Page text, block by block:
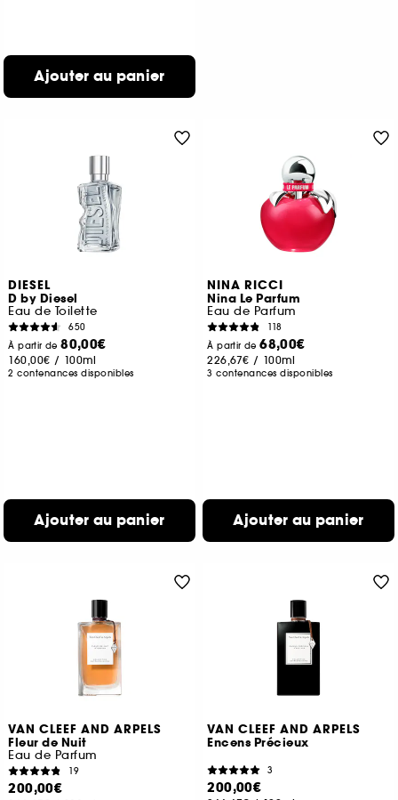
Ajouter au panier
DIESEL
D by Diesel
Eau de Toilette
650
À partir de80,00€
160,00€ / 100ml
2 contenances disponibles
Ajouter au panier
NINA RICCI
Nina Le Parfum
Eau de Parfum
118
À partir de68,00€
226,67€ / 100ml
3 contenances disponibles
Ajouter au panier
VAN CLEEF AND ARPELS
Fleur de Nuit
Eau de Parfum
19
200,00€
VAN CLEEF AND ARPELS
Encens Précieux
3
200,00€